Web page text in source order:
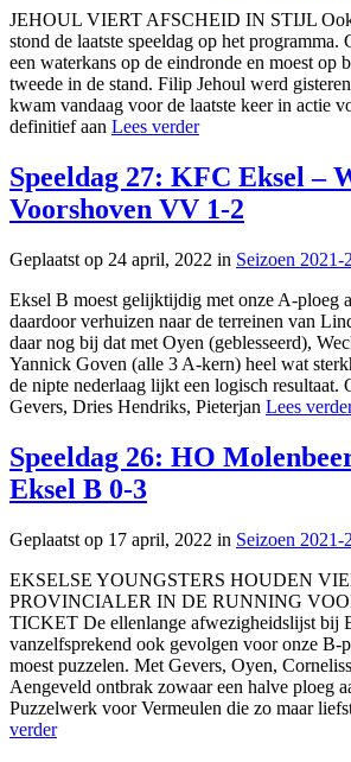
JEHOUL VIERT AFSCHEID IN STIJL
stond de laatste speeldag op het programma.
een waterkans op de eindronde en moest op
tweede in de stand. Filip Jehoul werd
kwam vandaag voor de laatste keer in actie
definitief aan Lees verder
Speeldag 27: KFC Eksel –
Voorshoven VV 1-2
Geplaatst op 24 april, 2022 in Seizoen 2021-
Eksel B moest gelijktijdig met onze A-ploeg
daardoor verhuizen naar de terreinen van
daar nog bij dat met Oyen (geblesseerd),
Yannick Goven (alle 3 A-kern) heel wat
de nipte nederlaag lijkt een logisch resultaat.
Gevers, Dries Hendriks, Pieterjan Lees
Speeldag 26: HO
Eksel B 0-3
Geplaatst op 17 april, 2022 in Seizoen 2021-
EKSELSE YOUNGSTERS HOUDEN
PROVINCIALER IN DE RUNNING
TICKET De ellenlange afwezigheidslijst bij
vanzelfsprekend ook gevolgen voor onze B-
moest puzzelen. Met Gevers, Oyen,
Aengeveld ontbrak zowaar een halve ploeg
Puzzelwerk voor Vermeulen die zo maar
verder